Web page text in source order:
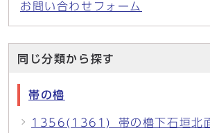
お問い合わせフォーム
同じ分類から探す
帯の櫓
1356(1361)_帯の櫓下石垣北